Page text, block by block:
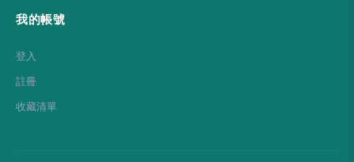
我的帳號
登入
註冊
收藏清單